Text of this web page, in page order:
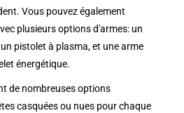
Vous pouvez également
plusieurs options d'armes: un
pistolet à plasma, et une arme
énergétique.
de nombreuses options
casquées ou nues pour chaque